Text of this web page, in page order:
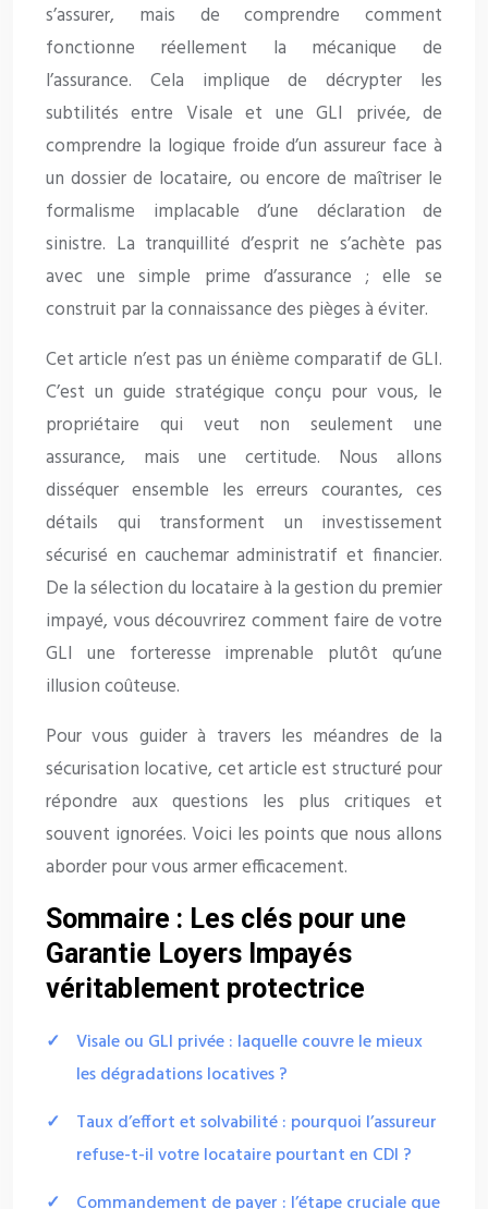
s’assurer, mais de comprendre comment
fonctionne réellement la mécanique de
l’assurance. Cela implique de décrypter les
subtilités entre Visale et une GLI privée, de
comprendre la logique froide d’un assureur face à
un dossier de locataire, ou encore de maîtriser le
formalisme implacable d’une déclaration de
sinistre. La tranquillité d’esprit ne s’achète pas
avec une simple prime d’assurance ; elle se
construit par la connaissance des pièges à éviter.
Cet article n’est pas un énième comparatif de GLI.
C’est un guide stratégique conçu pour vous, le
propriétaire qui veut non seulement une
assurance, mais une certitude. Nous allons
disséquer ensemble les erreurs courantes, ces
détails qui transforment un investissement
sécurisé en cauchemar administratif et financier.
De la sélection du locataire à la gestion du premier
impayé, vous découvrirez comment faire de votre
GLI une forteresse imprenable plutôt qu’une
illusion coûteuse.
Pour vous guider à travers les méandres de la
sécurisation locative, cet article est structuré pour
répondre aux questions les plus critiques et
souvent ignorées. Voici les points que nous allons
aborder pour vous armer efficacement.
Sommaire : Les clés pour une
Garantie Loyers Impayés
véritablement protectrice
Visale ou GLI privée : laquelle couvre le mieux
les dégradations locatives ?
Taux d’effort et solvabilité : pourquoi l’assureur
refuse-t-il votre locataire pourtant en CDI ?